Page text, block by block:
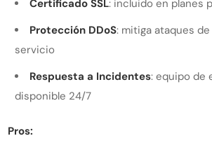
Certificado SSL: incluido en planes
Protección DDoS: mitiga ataques
servicio
Respuesta a Incidentes: equipo de
disponible 24/7
Pros: